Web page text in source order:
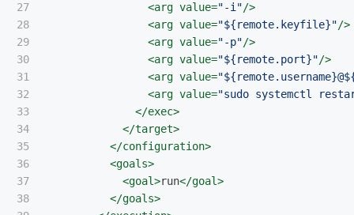
27
28
29
30
31
32
33
34
35
36
37
38
<arg value="-i"/>
<arg value="${remote.keyfile}"/>
<arg value="-p"/>
<arg value="${remote.port}"/>
<arg value=
<arg value="sudo systemctl
</exec>
</target>
</configuration>
<goals>
<goal>run</goal>
</goals>